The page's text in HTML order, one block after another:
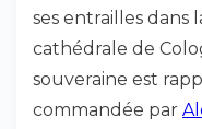
ses entrailles dans
cathédrale de
souveraine est
commandée par